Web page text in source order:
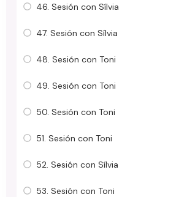
46. Sesión con Sílvia
47. Sesión con Sílvia
48. Sesión con Toni
49. Sesión con Toni
50. Sesión con Toni
51. Sesión con Toni
52. Sesión con Sílvia
53. Sesión con Toni